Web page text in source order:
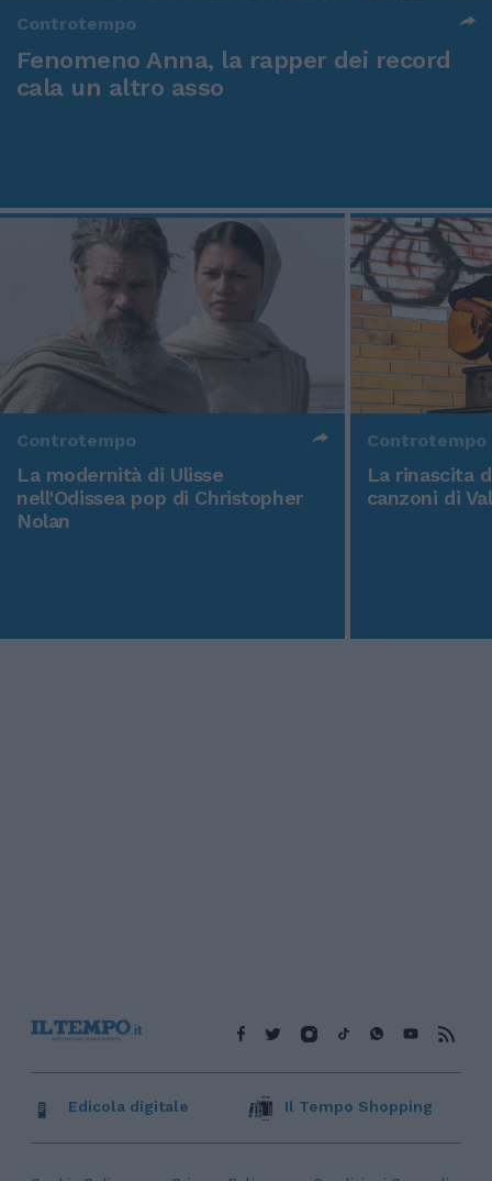
Controtempo
Fenomeno Anna, la rapper dei record
cala un altro asso
Controtempo
La modernità di Ulisse
nell'Odissea pop di Christopher
Nolan
Controtempo
La rinascita
canzoni di
Edicola digitale Il Tempo Shopping